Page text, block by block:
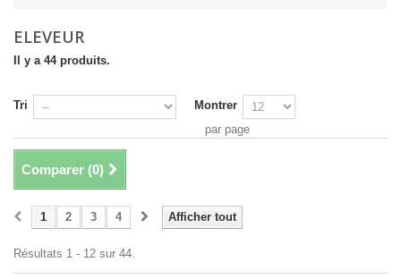
ELEVEUR
Il y a 44 produits.
Tri
Montrer
par page
Comparer (0)
Afficher tout
1 2 3 4
Résultats 1 - 12 sur 44.